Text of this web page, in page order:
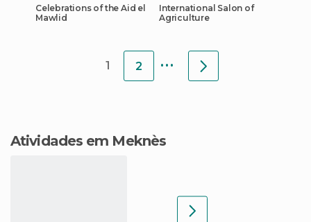
Celebrations of the Aid el
Mawlid
International Salon of
Agriculture
1 2 ...
Atividades em Meknès